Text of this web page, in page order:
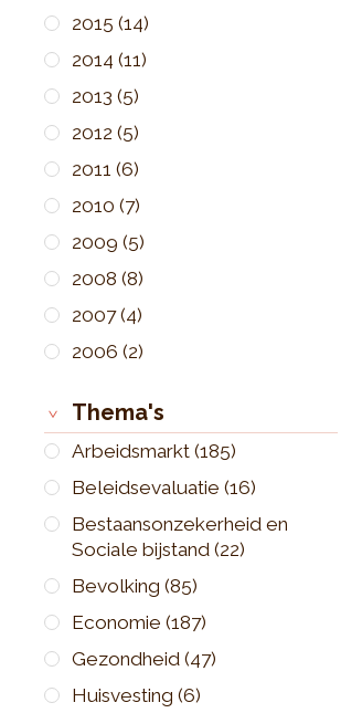
2015 (14)
2014 (11)
2013 (5)
2012 (5)
2011 (6)
2010 (7)
2009 (5)
2008 (8)
2007 (4)
2006 (2)
Thema's
Arbeidsmarkt (185)
Beleidsevaluatie (16)
Bestaansonzekerheid en
Sociale bijstand (22)
Bevolking (85)
Economie (187)
Gezondheid (47)
Huisvesting (6)